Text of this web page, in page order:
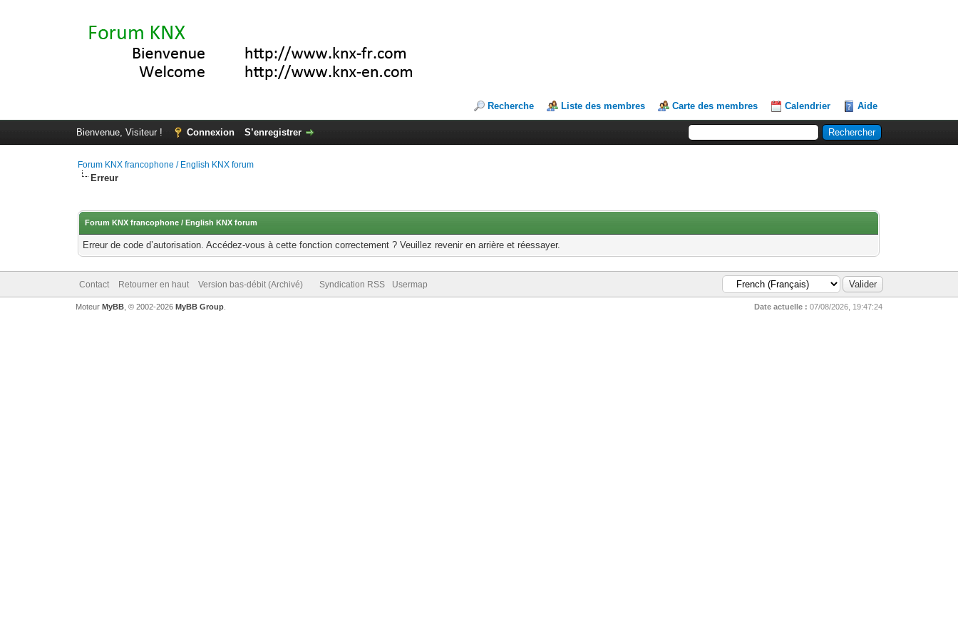
Recherche Liste des membres Carte des membres Calendrier Aide
Bienvenue, Visiteur ! Connexion S’enregistrer
Forum KNX francophone / English KNX forum
Erreur
Forum KNX francophone / English KNX forum
Erreur de code d’autorisation. Accédez-vous à cette fonction correctement ? Veuillez revenir en arrière et réessayer.
Contact Retourner en haut Version bas-débit (Archivé) Syndication RSS Usermap
Date actuelle : 07/08/2026, 19:47:24
Moteur MyBB, © 2002-2026 MyBB Group.